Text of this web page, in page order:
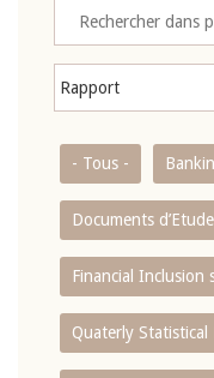
- Tous -
Documents
Financial Inclusion
Quaterly Statistical